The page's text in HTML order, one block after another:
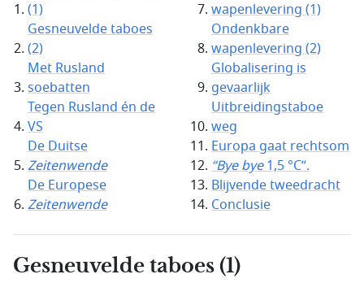
(1)
Gesneuvelde taboes
(2)
Met Rusland
soebatten
Tegen Rusland én de
VS
De Duitse
Zeitenwende
De Europese
Zeitenwende
wapenlevering (1)
Ondenkbare
wapenlevering (2)
Globalisering is
gevaarlijk
Uitbreidingstaboe
weg
Europa gaat rechtsom
“Bye bye1,5 °C”.
Blijvende tweedracht
Conclusie
Gesneuvelde taboes (1)